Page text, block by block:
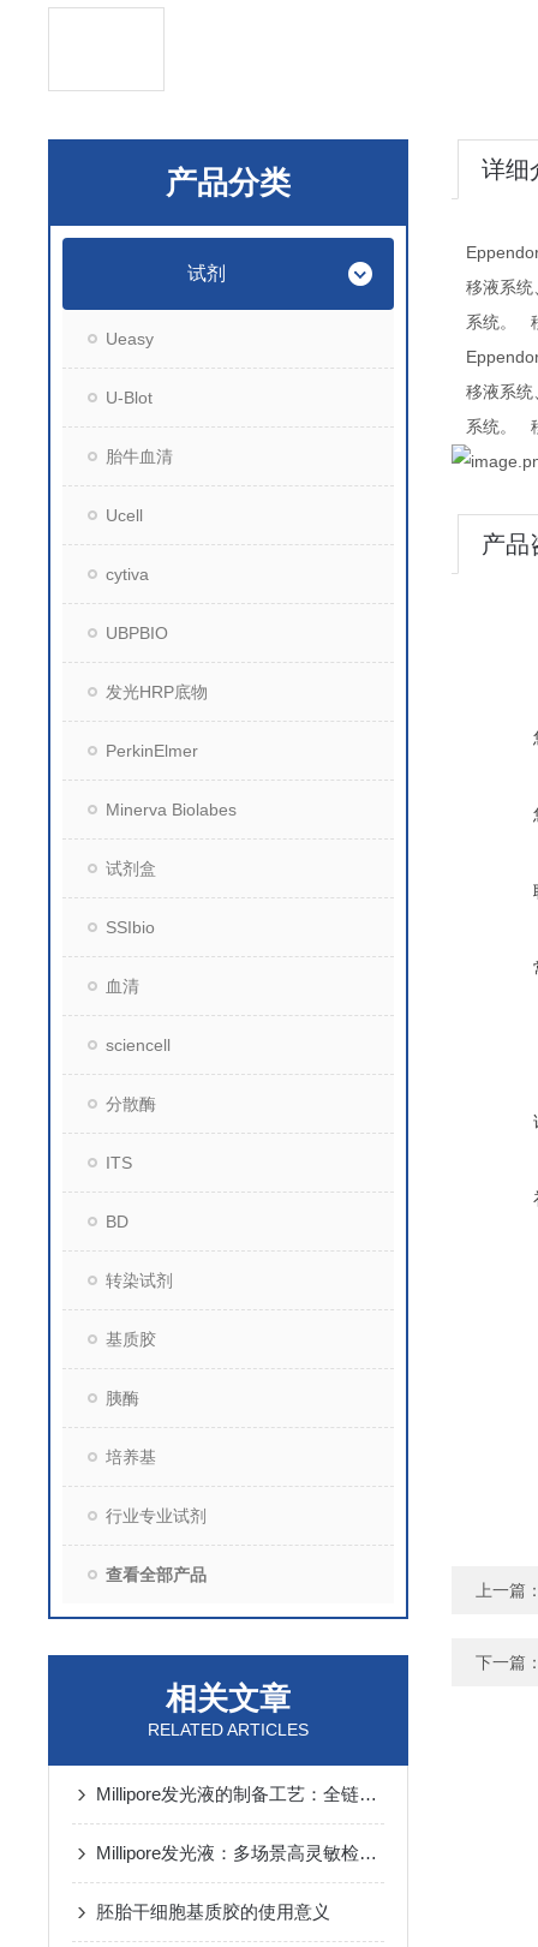
产品分类
试剂
Ueasy
U-Blot
胎牛血清
Ucell
cytiva
UBPBIO
发光HRP底物
PerkinElmer
Minerva Biolabes
试剂盒
SSIbio
血清
sciencell
分散酶
ITS
BD
转染试剂
基质胶
胰酶
培养基
行业专业试剂
查看全部产品
相关文章
RELATED ARTICLES
Millipore发光液的制备工艺：全链路质控保障检测性能稳定
Millipore发光液：多场景高灵敏检测的核心试剂支撑
胚胎干细胞基质胶的使用意义
详细
移液系统
系统。
移液系统
系统。
产品
上一篇
下一篇